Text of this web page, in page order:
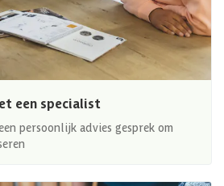
een specialist
persoonlijk advies gesprek om